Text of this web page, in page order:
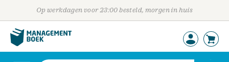
Op werkdagen voor 23:00 besteld, morgen in huis